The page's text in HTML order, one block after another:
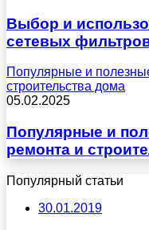
Выбор и
сетевых
Популярные и
строительства дома
05.02.2025
Популярные и
ремонта и
Популярный статьи
30.01.2019